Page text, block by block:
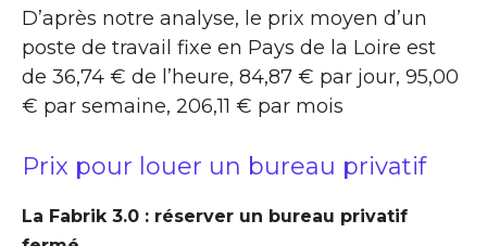
D’après notre analyse, le prix moyen d’un
poste de travail fixe en Pays de la Loire est
de 36,74 € de l’heure, 84,87 € par jour, 95,00
€ par semaine, 206,11 € par mois
Prix pour louer un bureau privatif
La Fabrik 3.0 : réserver un bureau privatif